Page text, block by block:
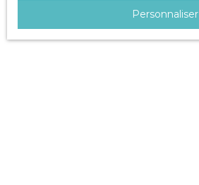
Personnaliser